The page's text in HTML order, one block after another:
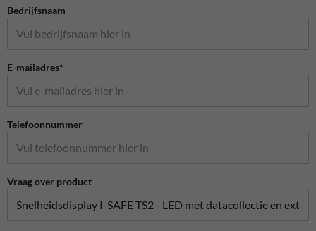
Bedrijfsnaam
E-mailadres*
Telefoonnummer
Vraag over product